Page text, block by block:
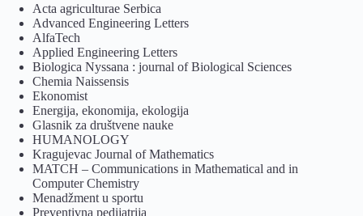
Acta agriculturae Serbica
Advanced Engineering Letters
AlfaTech
Applied Engineering Letters
Biologica Nyssana : journal of Biological Sciences
Chemia Naissensis
Ekonomist
Energija, ekonomija, ekologija
Glasnik za društvene nauke
HUMANOLOGY
Kragujevac Journal of Mathematics
MATCH – Communications in Mathematical and in
Computer Chemistry
Menadžment u sportu
Preventivna pedijatrija